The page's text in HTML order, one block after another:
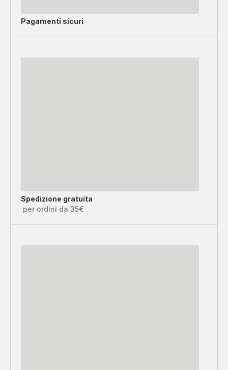
Pagamenti sicuri
Spedizione gratuita
per ordini da 35€